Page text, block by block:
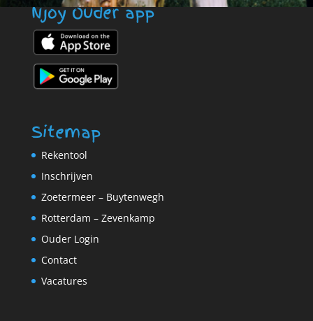
Njoy Ouder app
Sitemap
Rekentool
Inschrijven
Zoetermeer – Buytenwegh
Rotterdam – Zevenkamp
Ouder Login
Contact
Vacatures